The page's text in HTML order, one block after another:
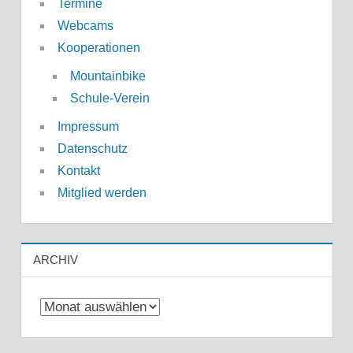
Termine
Webcams
Kooperationen
Mountainbike
Schule-Verein
Impressum
Datenschutz
Kontakt
Mitglied werden
ARCHIV
Archiv